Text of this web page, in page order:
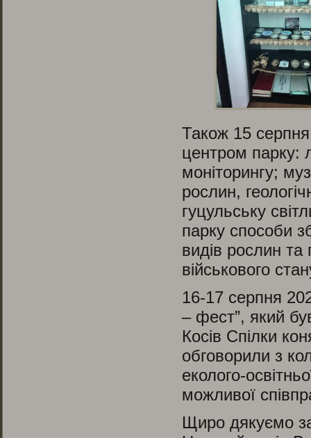
Також 15 серпня
центром парку:
моніторингу;
рослин,
гуцульську
парку способи
видів рослин та
військового
16-17 серпня
– фест”, який
Косів Спілки
обговорили з
еколого-
можливої
Щиро дякуємо